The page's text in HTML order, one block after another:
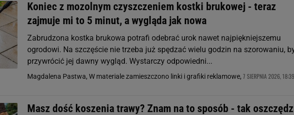
Koniec z mozolnym czyszczeniem kostki brukowej - teraz
zajmuje mi to 5 minut, a wygląda jak nowa
Zabrudzona kostka brukowa potrafi odebrać urok nawet najpiękniejszemu
ogrodowi. Na szczęście nie trzeba już spędzać wielu godzin na szorowaniu,
przywrócić jej dawny wygląd. Wystarczy odpowiedni...
Magdalena Pastwa, W materiale zamieszczono linki i grafiki reklamowe, 7 SIERPNIA 2026, 18:39
Masz dość koszenia trawy? Znam na to sposób - tak
My, nasi Zaufani Partnerzy i Agora S.A. możemy przetwarzać dane osobowe w następujących
Użycie dokładnych danych geolokalizacyjnych. Aktywne skanowanie charakterystyki urządzenia
Przechowywanie informacji na urządzeniu lub dostęp do nich. Spersonalizowane reklamy i treści,
badnie odbiorców i ulepszanie usług.
Lista Zaufanych Partnerów